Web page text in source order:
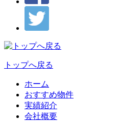
トップへ戻る
ホーム
おすすめ物件
実績紹介
会社概要